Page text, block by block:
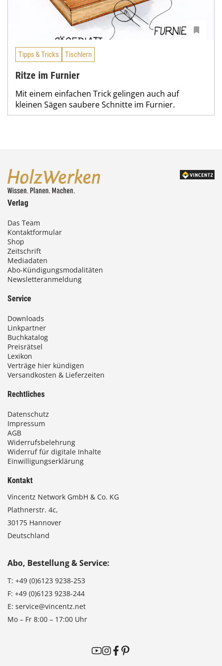
Tipps & Tricks Tischlern
Ritze im Furnier
Mit einem einfachen Trick gelingen auch auf
kleinen Sägen saubere Schnitte im Furnier.
Verlag
Das Team
Kontaktformular
Shop
Zeitschrift
Mediadaten
Abo-Kündigungsmodalitäten
Newsletteranmeldung
Service
Downloads
Linkpartner
Buchkatalog
Preisrätsel
Lexikon
Verträge hier kündigen
Versandkosten & Lieferzeiten
Rechtliches
Datenschutz
Impressum
AGB
Widerrufsbelehrung
Widerruf für digitale Inhalte
Einwilligungserklärung
Kontakt
Vincentz Network GmbH & Co. KG
Plathnerstr. 4c,
30175 Hannover
Deutschland
Abo, Bestellung & Service:
T: +49 (0)6123 9238-253
F: +49 (0)6123 9238-244
E: service@vincentz.net
Mo – Fr 8:00 – 17:00 Uhr